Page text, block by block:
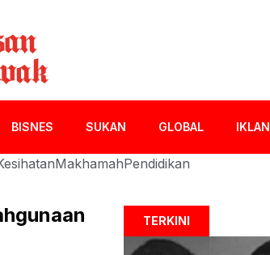
BISNES SUKAN GLOBAL IKLAN
MakhamahPendidikan
TERKINI